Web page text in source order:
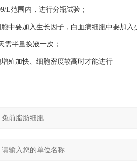
范围内，进行分瓶试验；
要加入生长因子，白血病细胞中要加入
半量换液一次；
加快、细胞密度较高时才能进行